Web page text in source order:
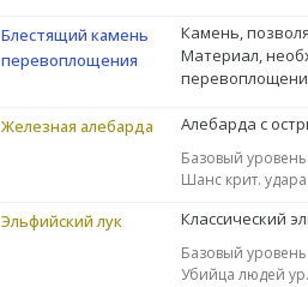
Блестящий камень
перевоплощения
Камень,
Материал,
Железная алебарда Алебарда с
Базовый уровень
Шанс крит.
Эльфийский лук Классический
Базовый уровень
Убийца людей